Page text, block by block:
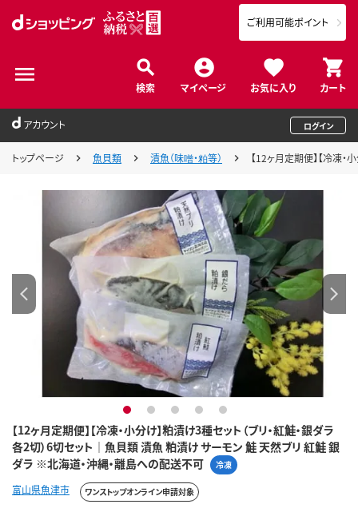
検索 マイページ お気に入り カート
ご利用可能ポイント
アカウント ログイン
トップページ 魚貝類 漬魚（味噌・粕等） 【12ヶ月定期便】【冷凍
【12ヶ月定期便】【冷凍・小分け】粕漬け3種セット（ブリ・紅鮭・銀ダラ
各2切）6切セット｜魚貝類 漬魚 粕漬け サーモン 鮭 天然ブリ 紅鮭 銀
ダラ ※北海道・沖縄・離島への配送不可
冷凍
1 2 3 4 5
富山県魚津市 ワンストップオンライン申請対象